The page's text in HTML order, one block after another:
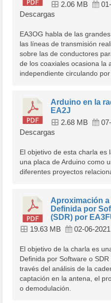
2.06 MB
Descargas
EA3OG habla de las
las líneas de transmisión
sobre las de conductores
de los coaxiales ocasiona la
independiente circulando
Arduino en la
EA2J
2.68 MB
Descargas
El objetivo de esta charla es
una placa de Arduino como
diferentes proyectos
Aproximación a
Definida por
(SDR) por
19.63 MB 02-06-2021
El objetivo de la charla es
Definida por Software o
través del análisis de la
captación en la antena, el
o demodulación.